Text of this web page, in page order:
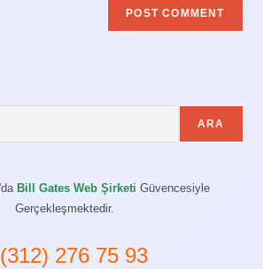
ARA
Bill Gates Web Şirketi Güvencesiyle
Gerçekleşmektedir.
276 75 93